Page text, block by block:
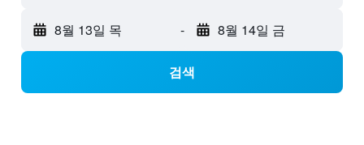
8월 13일 목 - 8월 14일 금
검색